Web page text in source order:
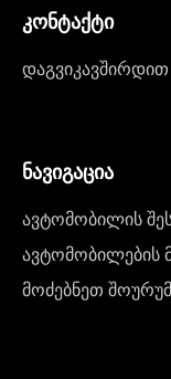
კონტაქტი
დაგვიკავშირდით
ნავიგაცია
ავტომობილის
ავტომობილების
მოძებნეთ